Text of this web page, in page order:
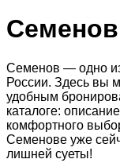
Семенов
Семенов — одно
России. Здесь вы
удобным
каталоге:
комфортного
Семенове уже
лишней суеты!